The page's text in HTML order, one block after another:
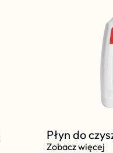
Płyn do
Zobacz więcej